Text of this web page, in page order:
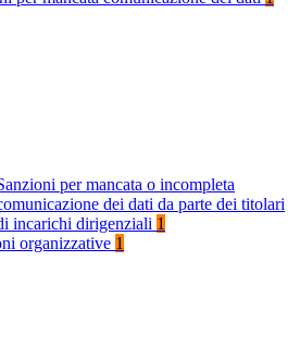
per mancata o incompleta
dei dati da parte dei titolari
incarichi dirigenziali 1
organizzative 1